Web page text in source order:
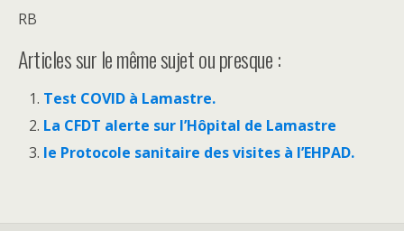
RB
Articles sur le même sujet ou presque :
Test COVID à Lamastre.
La CFDT alerte sur l’Hôpital de Lamastre
le Protocole sanitaire des visites à l’EHPAD.